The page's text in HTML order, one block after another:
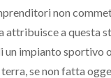
non
attribuisce a questa
un impianto sportivo
se non fatta